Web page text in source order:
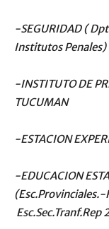
-SEGURIDAD (
Institutos Penales)
-INSTITUTO DE
TUCUMAN
-ESTACION
-EDUCACION
(Esc.Provinciales.-
Esc.Sec.Tranf.Rep